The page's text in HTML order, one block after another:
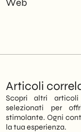
Web
Articoli
Scopri altri
selezionati per
stimolante. Ogni
la tua esperienza.